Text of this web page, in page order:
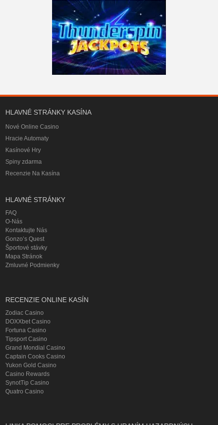
HLAVNÉ STRÁNKY KASÍNA
Nové Online Casino
Hracie Automaty
Kasínové Hry
Spiny zdarma
Recenzie Na Kasína
HLAVNÉ STRÁNKY
FAQ
O-Nás
Kontaktujte Nás
Gonzo’s Quest
Športové stávky
Mapa Stránok
Zmluvné Podmienky
RECENZIE ONLINE KASÍN
Zodiac Casino
DOXXbet Casino
Fortuna Casino
Tipsport Casino
Grand Mondial Casino
Captain Cooks Casino
Yukon Gold Casino
Casino Rewards
SynotTip Casino
Quatro Casino